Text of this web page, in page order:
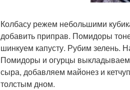
Колбасу режем небольшими
добавить приправ. Помидоры
шинкуем капусту. Рубим зелень.
Помидоры и огурцы
сыра, добавляем майонез и
толстым дном.